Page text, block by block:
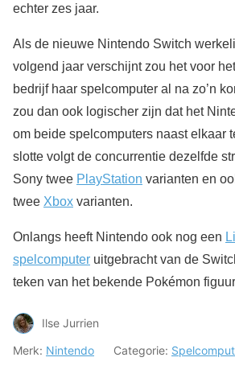
echter zes jaar.
Als de nieuwe Nintendo Switch
volgend jaar verschijnt zou het voor
bedrijf haar spelcomputer al na zo’n
zou dan ook logischer zijn dat het
om beide spelcomputers naast elkaar
slotte volgt de concurrentie dezelfde
Sony twee PlayStation varianten en
twee Xbox varianten.
Onlangs heeft Nintendo ook nog een
spelcomputer uitgebracht van de
teken van het bekende Pokémon
Ilse Jurrien
Merk: Nintendo Categorie: